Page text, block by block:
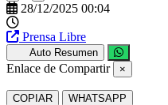
28/12/2025 00:04
Prensa Libre
Auto Resumen
Enlace de Compartir ×
COPIAR WHATSAPP